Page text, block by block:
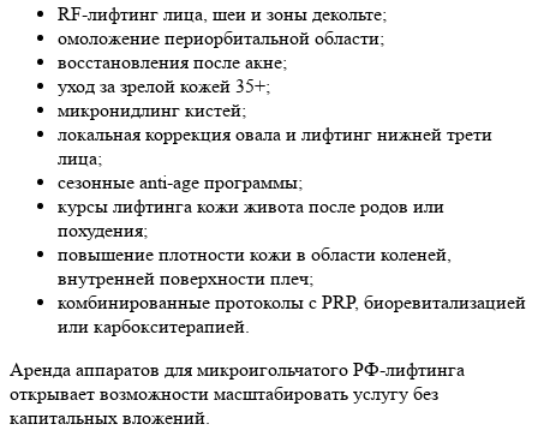
RF-лифтинг лица, шеи и зоны декольте;
омоложение периорбитальной области;
восстановления после акне;
уход за зрелой кожей 35+;
микронидлинг кистей;
локальная коррекция овала и лифтинг нижней трети
лица;
сезонные anti-age программы;
курсы лифтинга кожи живота после родов или
похудения;
повышение плотности кожи в области коленей,
внутренней поверхности плеч;
комбинированные протоколы с PRP, биоревитализацией
или карбокситерапией.
Аренда аппаратов для микроигольчатого РФ-лифтинга
открывает возможности масштабировать услугу без
капитальных вложений.